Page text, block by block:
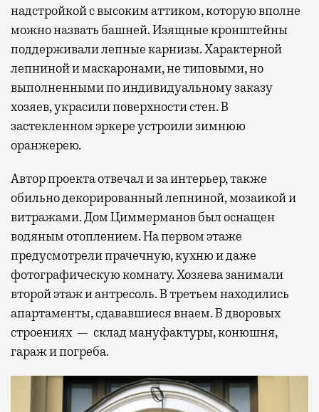
надстройкой с высоким аттиком, которую вполне
можно назвать башней. Изящные кронштейны
поддерживали лепные карнизы. Характерной
лепниной и маскаронами, не типовыми, но
выполненными по индивидуальному заказу
хозяев, украсили поверхности стен. В
застекленном эркере устроили зимнюю
оранжерею.
Автор проекта отвечал и за интерьер, также
обильно декорированный лепниной, мозаикой и
витражами. Дом Циммерманов был оснащен
водяным отоплением. На первом этаже
предусмотрели прачечную, кухню и даже
фотографическую комнату. Хозяева занимали
второй этаж и антресоль. В третьем находились
апартаменты, сдававшиеся внаем. В дворовых
строениях — склад мануфактуры, конюшня,
гараж и погреба.